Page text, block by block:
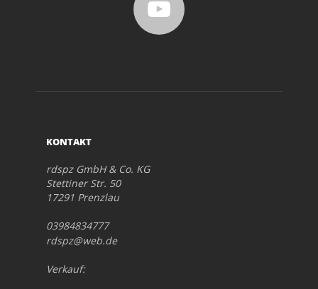
KONTAKT
rdspz GmbH & Co. KG
Stettiner Str. 50
17291 Prenzlau
03984834777
rdspz@web.de
Verkauf: